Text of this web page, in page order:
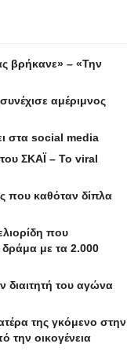
βρήκανε» – «Την
αμέριμνος
στα social media
ΣΚΑΪ – Το viral
που καθόταν δίπλα
που
δράμα με τα 2.000
διαιτητή του αγώνα
της γκόμενο στην
την οικογένεια